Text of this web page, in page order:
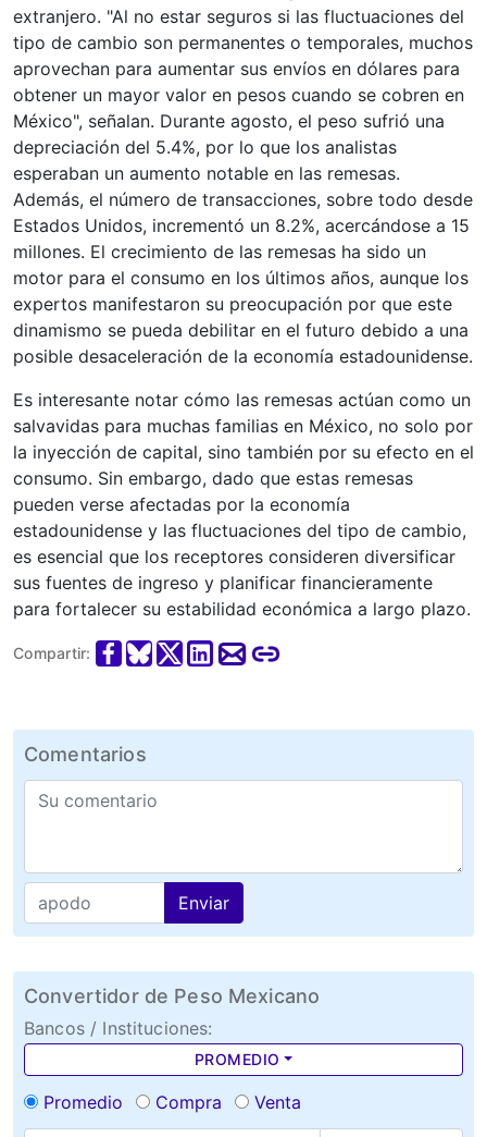
extranjero. "Al no estar seguros si las fluctuaciones del
tipo de cambio son permanentes o temporales, muchos
aprovechan para aumentar sus envíos en dólares para
obtener un mayor valor en pesos cuando se cobren en
México", señalan. Durante agosto, el peso sufrió una
depreciación del 5.4%, por lo que los analistas
esperaban un aumento notable en las remesas.
Además, el número de transacciones, sobre todo desde
Estados Unidos, incrementó un 8.2%, acercándose a 15
millones. El crecimiento de las remesas ha sido un
motor para el consumo en los últimos años, aunque los
expertos manifestaron su preocupación por que este
dinamismo se pueda debilitar en el futuro debido a una
posible desaceleración de la economía estadounidense.
Es interesante notar cómo las remesas actúan como un
salvavidas para muchas familias en México, no solo por
la inyección de capital, sino también por su efecto en el
consumo. Sin embargo, dado que estas remesas
pueden verse afectadas por la economía
estadounidense y las fluctuaciones del tipo de cambio,
es esencial que los receptores consideren diversificar
sus fuentes de ingreso y planificar financieramente
para fortalecer su estabilidad económica a largo plazo.
Compartir:
Comentarios
Enviar
Convertidor de Peso Mexicano
Bancos / Instituciones:
PROMEDIO
Promedio Compra Venta